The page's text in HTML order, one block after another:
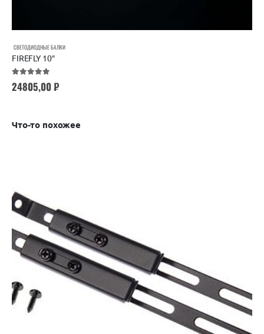
СВЕТОДИОДНЫЕ БАЛКИ
FIREFLY 10″
24805,00₽
Что-то похожее